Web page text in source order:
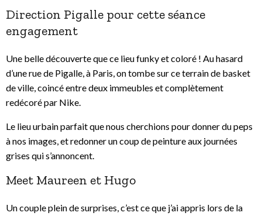
Direction Pigalle pour cette séance
engagement
Une belle découverte que ce lieu funky et coloré ! Au hasard
d’une rue de Pigalle, à Paris, on tombe sur ce terrain de basket
de ville, coincé entre deux immeubles et complètement
redécoré par Nike.
Le lieu urbain parfait que nous cherchions pour donner du peps
à nos images, et redonner un coup de peinture aux journées
grises qui s’annoncent.
Meet Maureen et Hugo
Un couple plein de surprises, c’est ce que j’ai appris lors de la